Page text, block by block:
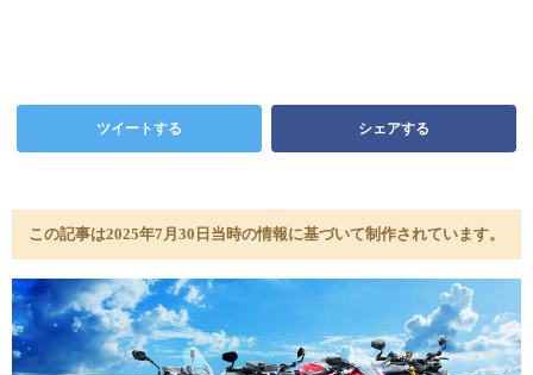
ツイートする シェアする
この記事は2025年7月30日当時の情報に基づいて制作されています。